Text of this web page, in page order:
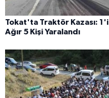
Tokat'ta Traktör Kazası: 1'i
Ağır 5 Kişi Yaralandı